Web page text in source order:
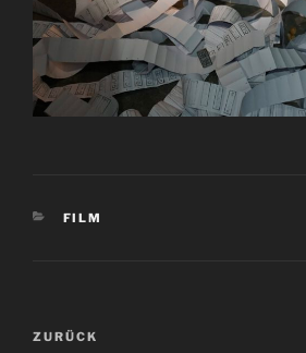
KATEGORIEN
FILM
Beitragsnavigation
Vorheriger
ZURÜCK